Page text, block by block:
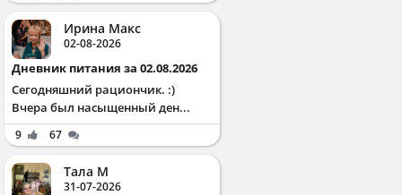
Ирина Макс
02-08-2026
Дневник питания за 02.08.2026
Сегодняшний рациончик. :)
Вчера был насыщенный ден...
9 67
Тала М
31-07-2026